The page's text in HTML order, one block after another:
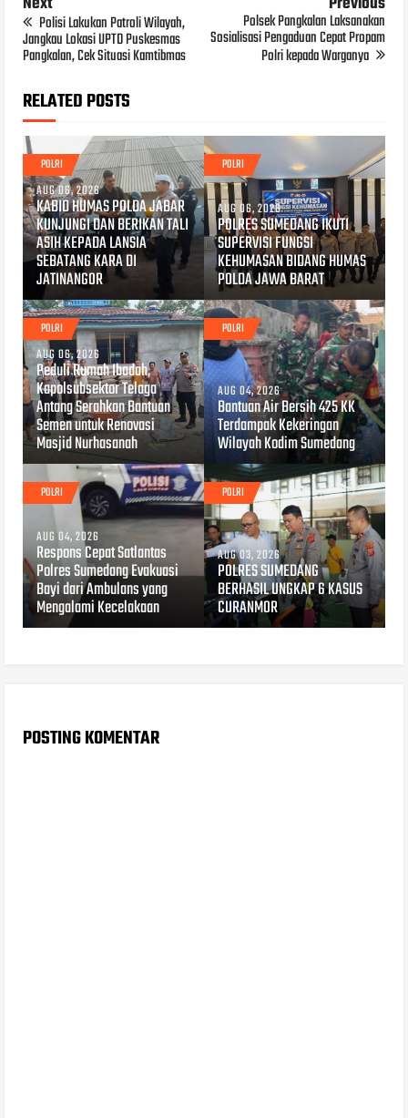
Polisi Lakukan Patroli Wilayah,
Jangkau Lokasi UPTD Puskesmas
Pangkalan, Cek Situasi Kamtibmas
Polsek Pangkalan Laksanakan
Sosialisasi Pengaduan Cepat Propam
Polri kepada Warganya
RELATED POSTS
POLRI
AUG 06, 2026
KABID HUMAS POLDA JABAR
KUNJUNGI DAN BERIKAN TALI
ASIH KEPADA LANSIA
SEBATANG KARA DI
JATINANGOR
POLRI
AUG 06, 2026
POLRES SUMEDANG IKUTI
SUPERVISI FUNGSI
KEHUMASAN BIDANG HUMAS
POLDA JAWA BARAT
POLRI
AUG 06, 2026
Peduli Rumah Ibadah,
Kapolsubsektor Telaga
Antang Serahkan Bantuan
Semen untuk Renovasi
Masjid Nurhasanah
POLRI
AUG 04, 2026
Bantuan Air Bersih 425 KK
Terdampak Kekeringan
Wilayah Kodim Sumedang
POLRI
AUG 04, 2026
Respons Cepat Satlantas
Polres Sumedang Evakuasi
Bayi dari Ambulans yang
Mengalami Kecelakaan
POLRI
AUG 03, 2026
POLRES SUMEDANG
BERHASIL UNGKAP 6 KASUS
CURANMOR
POSTING KOMENTAR